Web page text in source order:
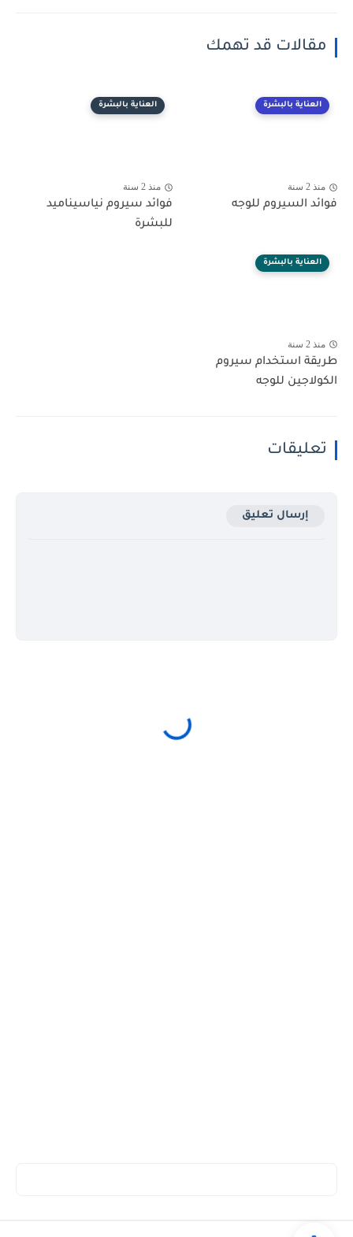
مقالات قد تهمك
العناية بالبشرة
منذ 2 سنة
فوائد السيروم للوجه
العناية بالبشرة
منذ 2 سنة
فوائد سيروم نياسيناميد
للبشرة
العناية بالبشرة
منذ 2 سنة
طريقة استخدام سيروم
الكولاجين للوجه
تعليقات
إرسال تعليق